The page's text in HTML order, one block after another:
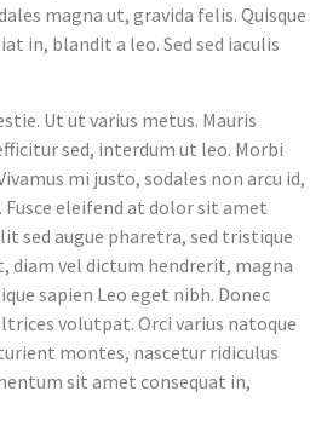
magna ut, gravida felis. Quisque
in, blandit a leo. Sed sed iaculis
Ut ut varius metus. Mauris
sed, interdum ut leo. Morbi
mi justo, sodales non arcu id,
eleifend at dolor sit amet
sed augue pharetra, sed tristique
diam vel dictum hendrerit, magna
sapien Leo eget nibh. Donec
volutpat. Orci varius natoque
montes, nascetur ridiculus
sit amet consequat in,